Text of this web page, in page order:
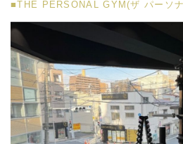
■THE PERSONAL GYM(ザ パーソ